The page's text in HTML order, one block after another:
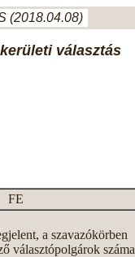
(2018.04.08)
választás
FE
a szavazókörben
választópolgárok száma